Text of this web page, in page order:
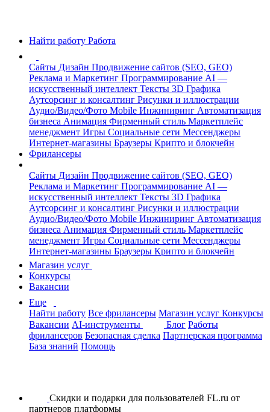
Найти работу Работа
Сайты Дизайн Продвижение сайтов (SEO, GEO)
Реклама и Маркетинг Программирование AI —
искусственный интеллект Тексты 3D Графика
Аутсорсинг и консалтинг Рисунки и иллюстрации
Аудио/Видео/Фото Mobile Инжиниринг Автоматизация
бизнеса Анимация Фирменный стиль Маркетплейс
менеджмент Игры Социальные сети Мессенджеры
Интернет-магазины Браузеры Крипто и блокчейн
Фрилансеры
Сайты Дизайн Продвижение сайтов (SEO, GEO)
Реклама и Маркетинг Программирование AI —
искусственный интеллект Тексты 3D Графика
Аутсорсинг и консалтинг Рисунки и иллюстрации
Аудио/Видео/Фото Mobile Инжиниринг Автоматизация
бизнеса Анимация Фирменный стиль Маркетплейс
менеджмент Игры Социальные сети Мессенджеры
Интернет-магазины Браузеры Крипто и блокчейн
Магазин услуг
Конкурсы
Вакансии
Еще
Найти работу Все фрилансеры Магазин услуг Конкурсы
Вакансии AI-инструменты Блог Работы
фрилансеров Безопасная сделка Партнерская программа
База знаний Помощь
Скидки и подарки для пользователей FL.ru от
партнеров платформы